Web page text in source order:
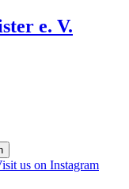
e. V.
us on Instagram